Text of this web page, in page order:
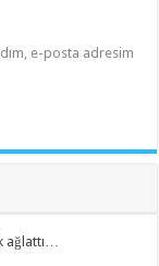
e-posta adresim